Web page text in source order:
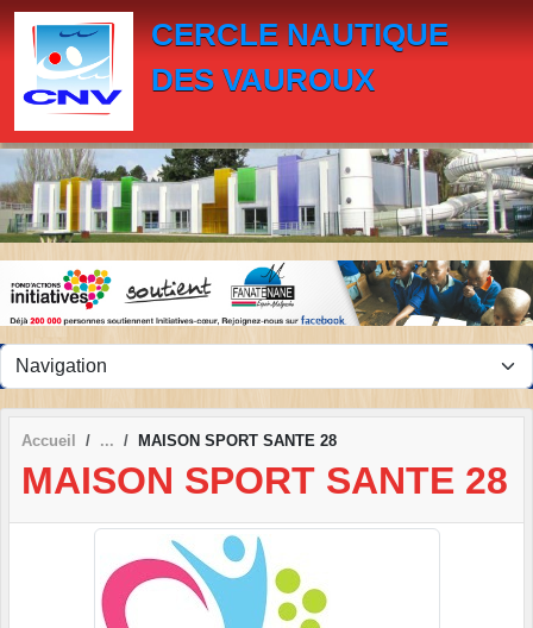
CERCLE NAUTIQUE
DES VAUROUX
Accueil MAISON SPORT SANTE 28
MAISON SPORT SANTE 28
Panneau de gestion des cookies